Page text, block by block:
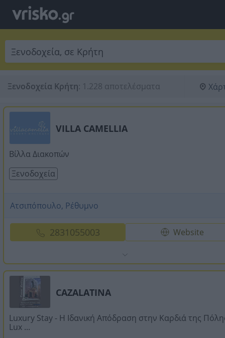
Ξενοδοχεία Κρήτη: 1.228 αποτελέσματα
VILLA CAMELLIA
Βίλλα Διακοπών
Ξενοδοχεία
Ατσιπόπουλο, Ρέθυμνο
2831055003 Website
CAZALATINA
Luxury Stay - Η Ιδανική Απόδραση στην Καρδιά της
Lux ...